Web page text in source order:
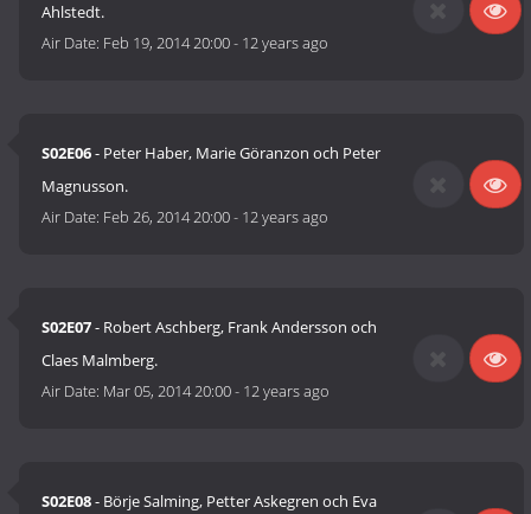
Ahlstedt.
Air Date: Feb 19, 2014 20:00- 12 years ago
S02E06- Peter Haber, Marie Göranzon och Peter
Magnusson.
Air Date: Feb 26, 2014 20:00- 12 years ago
S02E07- Robert Aschberg, Frank Andersson och
Claes Malmberg.
Air Date: Mar 05, 2014 20:00- 12 years ago
S02E08- Börje Salming, Petter Askegren och Eva